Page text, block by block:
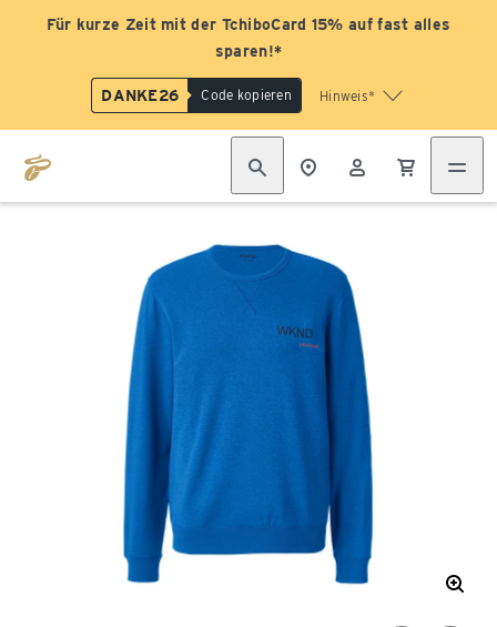
Für kurze Zeit mit der TchiboCard 15% auf fast alles
sparen!*
DANKE26 Code kopieren Hinweis*